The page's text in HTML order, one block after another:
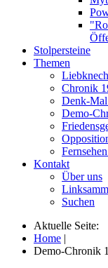
Stolpersteine
Themen
Chronik
Denk-
Demo-
Kontakt
Über uns
Suchen
Aktuelle Seite:
Home |
Demo-Chronik